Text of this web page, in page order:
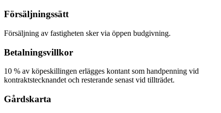
Försäljningssätt
Försäljning av fastigheten sker via öppen budgivning.
Betalningsvillkor
10 % av köpeskillingen erlägges kontant som handpenning vid
kontraktstecknandet och resterande senast vid tillträdet.
Gårdskarta